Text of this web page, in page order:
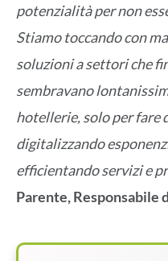
potenzialità per non
Stiamo toccando con
soluzioni a settori che
sembravano
hotellerie, solo per fare
digitalizzando
efficientando servizi e
Parente, Responsabile